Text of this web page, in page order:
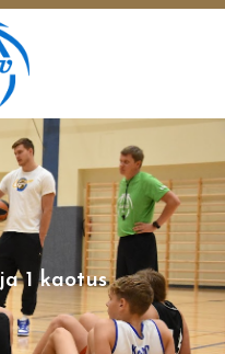
1 kaotus